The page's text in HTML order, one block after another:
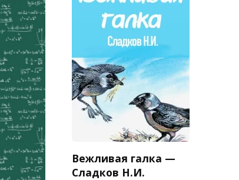
Вежливая галка —
Сладков Н.И.